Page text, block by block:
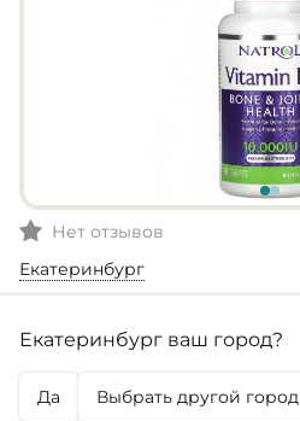
Нет отзывов
Екатеринбург
Екатеринбург ваш город?
Да Выбрать другой город
1 430,99₽